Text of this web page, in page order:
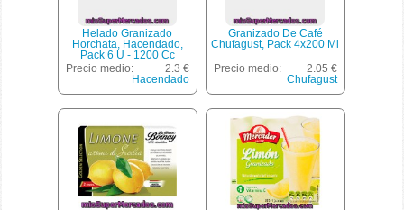
Helado Granizado
Horchata, Hacendado,
Pack 6 U - 1200 Cc
Precio medio:
2.3 €
Hacendado
Granizado De Café
Chufagust, Pack 4x200 Ml
Precio medio:
2.05 €
Chufagust